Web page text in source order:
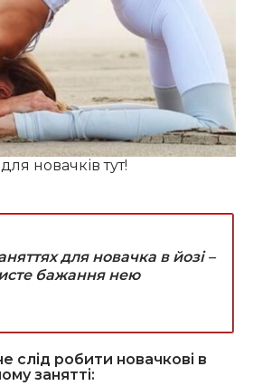
новачків тут!
для новачка в йозі –
бажання нею
слід робити новачкові в
занятті: